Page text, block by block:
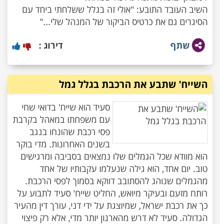
השיב העובד התובע: "אולי זה בגלל ששלחתי ביחד עם
הסיגרים גם את כרטיס הביקור של המנהל שלי..."
שתף
דירוג :
השייח' שתבע את הרכבת בגלל גמל
סעיד הוא שייח' בדואי שחי
עם משפחתו במאהל בקרבת
פסי רכבת שהונחו בנגב
בשנים האחרונות. מדי בוקר
הוא מוודא שכל הגמלים שלו נמצאים בסביבה ומרגישים
טוב. יום אחד, הוא גילה שנעלמו עקבותיו של אחד
מהגמלים שנוהג להסתובב דווקא בסמוך לפסי הרכבת.
רותח מזעם ובעיקר מיואש, החליט שייח' סעיד לתבוע על
כך את רכבת ישראל, שמיוצגת על ידי דני, עורך דין מהעיר
הגדולה. סעיד לא דרש מהארגון יותר מדי, אלא רק פיצוי